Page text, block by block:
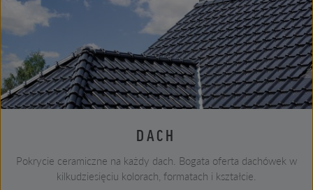
DACH
Pokrycie ceramiczne na każdy dach. Bogata oferta dachówek w
kilkudziesięciu kolorach, formatach i kształcie.